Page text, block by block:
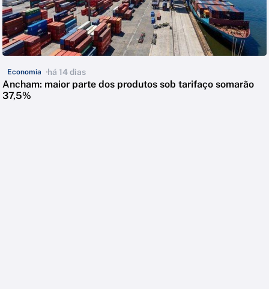
Economia há 14 dias
Ancham: maior parte dos produtos sob tarifaço somarão
37,5%